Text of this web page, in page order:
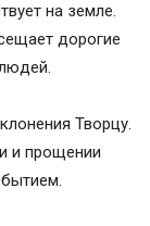
на земле.
дорогие
Творцу.
и прощении